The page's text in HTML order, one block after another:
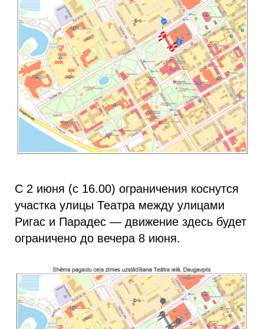
С 2 июня (с 16.00) ограничения коснутся
участка улицы Театра между улицами
Ригас и Парадес — движение здесь будет
ограничено до вечера 8 июня.